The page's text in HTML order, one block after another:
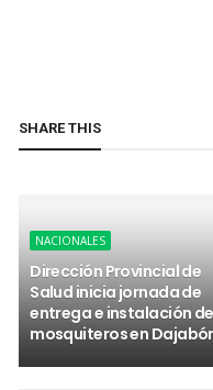
SHARE THIS
NACIONALES
Dirección Provincial de
Salud inicia jornada de
entrega e instalación de
mosquiteros en